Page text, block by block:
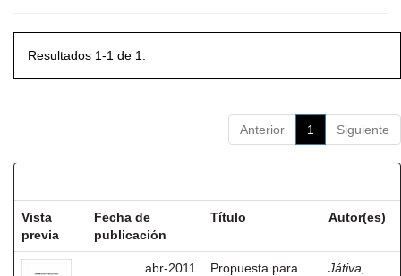
Resultados 1-1 de 1.
Anterior 1 Siguiente
Vista
previa
Fecha de
publicación
Título Autor(es)
abr-2011
Propuesta para
Játiva,